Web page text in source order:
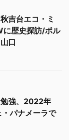
吉台エコ・ミ
に歴史探訪/ポル
口
強、2022年
パナメーラで